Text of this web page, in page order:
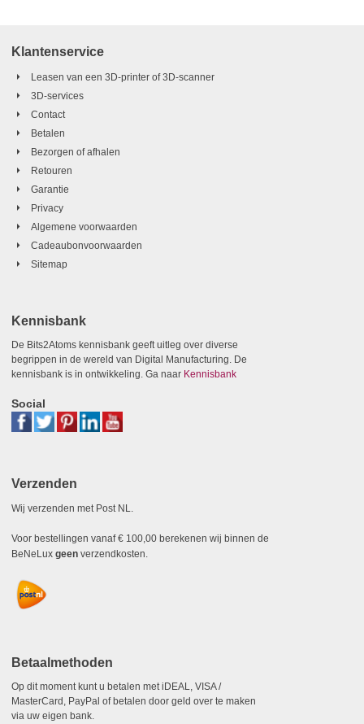
Klantenservice
Leasen van een 3D-printer of 3D-scanner
3D-services
Contact
Betalen
Bezorgen of afhalen
Retouren
Garantie
Privacy
Algemene voorwaarden
Cadeaubonvoorwaarden
Sitemap
Kennisbank
De Bits2Atoms kennisbank geeft uitleg over diverse
begrippen in de wereld van Digital Manufacturing. De
kennisbank is in ontwikkeling. Ga naar Kennisbank
Social
Verzenden
Wij verzenden met Post NL.
Voor bestellingen vanaf € 100,00 berekenen wij binnen de
BeNeLux geenverzendkosten.
Betaalmethoden
Op dit moment kunt u betalen met iDEAL, VISA /
MasterCard, PayPal of betalen door geld over te maken
via uw eigen bank.